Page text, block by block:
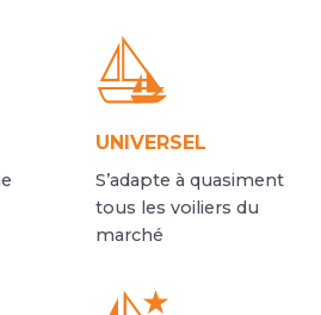
UNIVERSEL
S’adapte à quasiment
tous les voiliers du
marché